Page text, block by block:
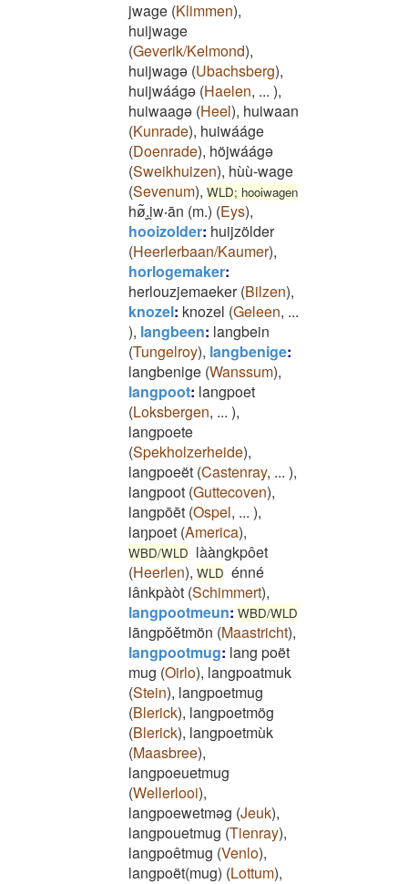
jwage (Klimmen),
huijwage
(Geverik/Kelmond),
huijwagə (Ubachsberg),
huijwáágə (Haelen, ... ),
huiwaagə (Heel), huiwaan
(Kunrade), huiwááge
(Doenrade), höjwáágə
(Sweikhuizen), hùù-wage
(Sevenum), WLD; hooiwagen
hø͂ͅ.i̯w‧ān (m.) (Eys),
hooizolder: huijzölder
(Heerlerbaan/Kaumer),
horlogemaker:
herlouzjemaeker(Bilzen),
knozel: knozel (Geleen, ...
), langbeen: langbein
(Tungelroy), langbenige:
langbenige (Wanssum),
langpoot: langpoet
(Loksbergen, ... ),
langpoete
(Spekholzerheide),
langpoeët (Castenray, ... ),
langpoot (Guttecoven),
langpōēt (Ospel, ... ),
laŋpoet (America),
WBD/WLD lààngkpôet
(Heerlen), WLD énné
lânkpàòt (Schimmert),
langpootmeun: WBD/WLD
lāngpŏĕtmön (Maastricht),
langpootmug: lang poët
mug (Oirlo), langpoatmuk
(Stein), langpoetmug
(Blerick), langpoetmög
(Blerick), langpoetmùk
(Maasbree),
langpoeuetmug
(Wellerlooi),
langpoewetməg (Jeuk),
langpouetmug (Tienray),
langpoêtmug (Venlo),
langpoët(mug) (Lottum),